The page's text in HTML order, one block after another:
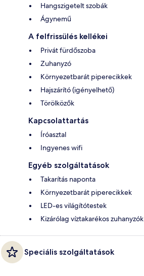
Hangszigetelt szobák
Ágynemű
A felfrissülés kellékei
Privát fürdőszoba
Zuhanyzó
Környezetbarát piperecikkek
Hajszárító (igényelhető)
Törölközők
Kapcsolattartás
Íróasztal
Ingyenes wifi
Egyéb szolgáltatások
Takarítás naponta
Környezetbarát piperecikkek
LED-es világítótestek
Kizárólag víztakarékos zuhanyzók
Speciális szolgáltatások